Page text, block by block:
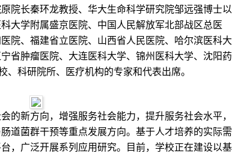
院长秦环龙教授、华大生命科学研究院邹远强博士以
大学附属盛京医院、中国人民解放军北部战区总医
院、福建省立医院、山西省人民医院、哈尔滨医科大
省肿瘤医院、大连医科大学、锦州医科大学、沈阳药
科研院所、医疗机构的专家和代表出席。
新方向，增强服务社会能力，提升服务社会水平，
道菌群干预等重点发展方向。基于人才培养的实际需
，广泛开展系列应用研究。目前，学校正在建设以基